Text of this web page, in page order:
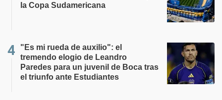
la Copa Sudamericana
"Es mi rueda de auxilio": el
tremendo elogio de Leandro
Paredes para un juvenil de Boca tras
el triunfo ante Estudiantes